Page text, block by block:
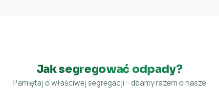
Jak segregować odpady?
Pamiętaj o właściwej segregacji – dbamy razem o nasze